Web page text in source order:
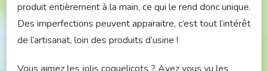
produit entièrement à la main, ce qui le rend donc unique.
Des imperfections peuvent apparaitre, c’est tout l’intérêt
de l’artisanat, loin des produits d’usine !